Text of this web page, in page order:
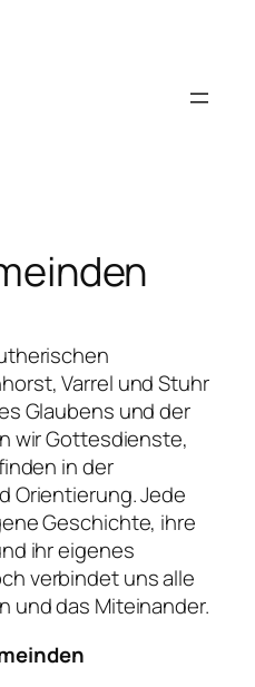
Varrel und Stuhr
Glaubens und der
wir Gottesdienste,
in der
Orientierung. Jede
Geschichte, ihre
ihr eigenes
verbindet uns alle
und das Miteinander.